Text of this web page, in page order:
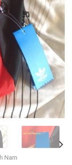
Nam